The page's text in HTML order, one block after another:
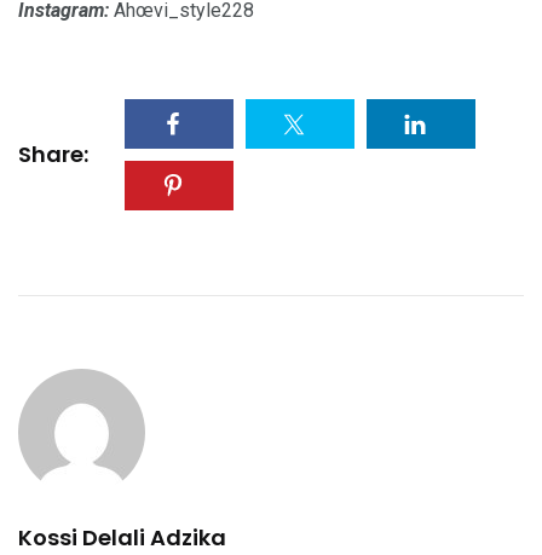
Instagram: Ahœvi_style228
Share:
Kossi Delali Adzika